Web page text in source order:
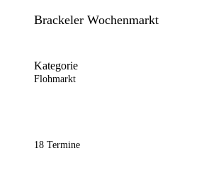
Brackeler Wochenmarkt
Kategorie
Flohmarkt
18 Termine